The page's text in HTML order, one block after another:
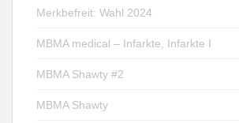
Merkbefreit: Wahl 2024
MBMA medical – Infarkte, Infarkte I
MBMA Shawty #2
MBMA Shawty